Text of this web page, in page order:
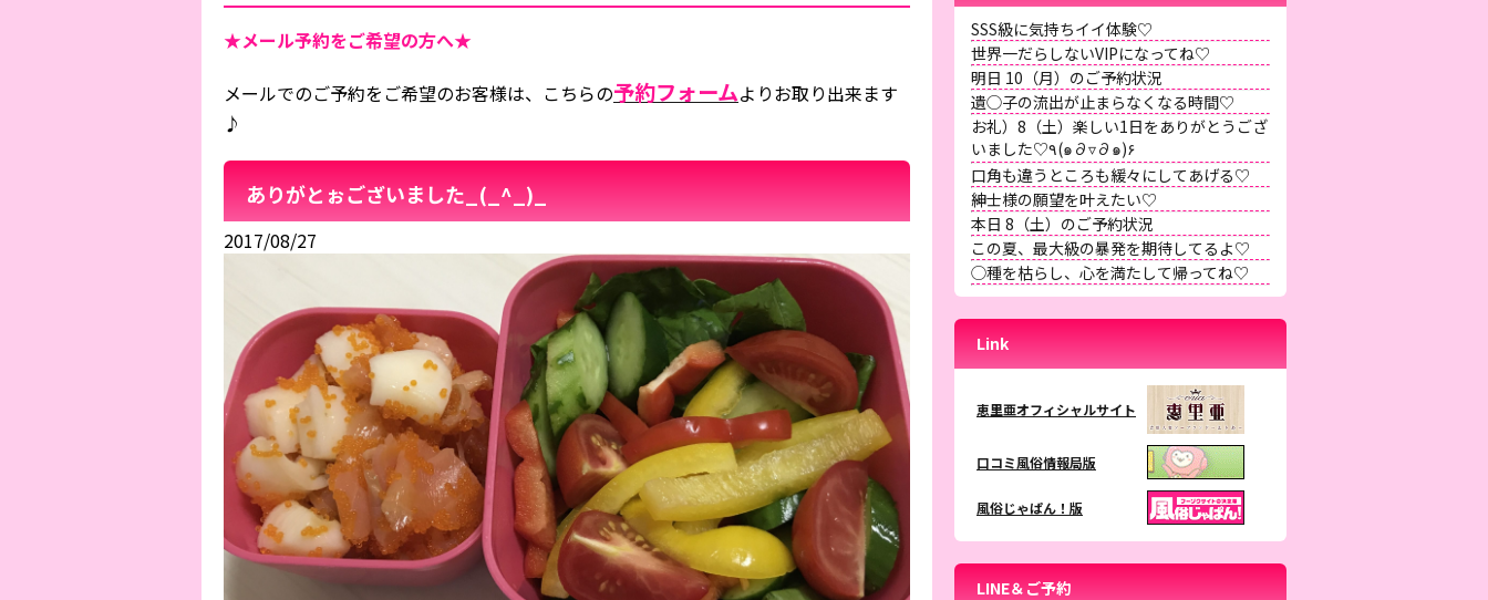
★メール予約をご希望の方へ★
メールでのご予約をご希望のお客様は、こちらの予約フォームよりお取り出来ます
♪
ありがとぉございました_(_^_)_
2017/08/27
SSS級に気持ちイイ体験♡
世界一だらしないVIPになってね♡
明日 10（月）のご予約状況
遺◯子の流出が止まらなくなる時間♡
お礼）8（土）楽しい1日をありがとうござ
いました♡٩(๑∂▿∂๑)۶
口角も違うところも緩々にしてあげる♡
紳士様の願望を叶えたい♡
本日 8（土）のご予約状況
この夏、最大級の暴発を期待してるよ♡
◯種を枯らし、心を満たして帰ってね♡
Link
恵里亜オフィシャルサイト
口コミ風俗情報局版
風俗じゃぱん！版
LINE＆ご予約